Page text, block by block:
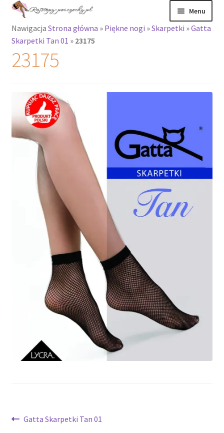
Przejdź
nawigacji
Przejdź
treści
Menu
Rajstopy
Rozwiń
menu
Rajstopy Orirose
zakolanówki
Podkolanówki i
skarpetki
Wszystkie
produkty
Recenzje
Rozwiń
menu
potomne
Nawigacja Strona główna » Piękne nogi »Skarpetki »Gatta
Skarpetki Tan 01 » 23175
23175
Nawigacja
Poprzedni
Gatta Skarpetki Tan 01